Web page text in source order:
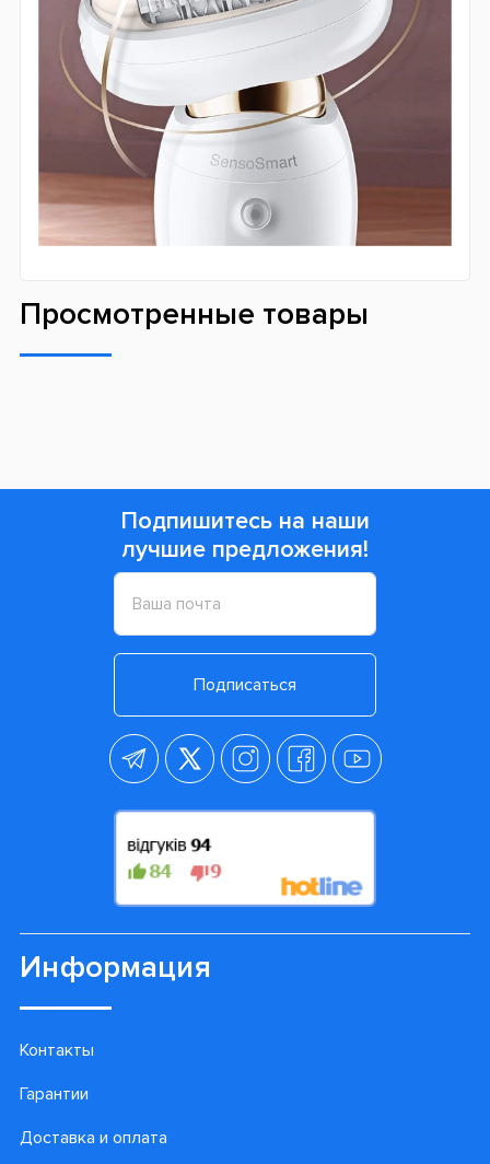
Просмотренные товары
Подпишитесь на наши
лучшие предложения!
Подписаться
Информация
Контакты
Гарантии
Доставка и оплата